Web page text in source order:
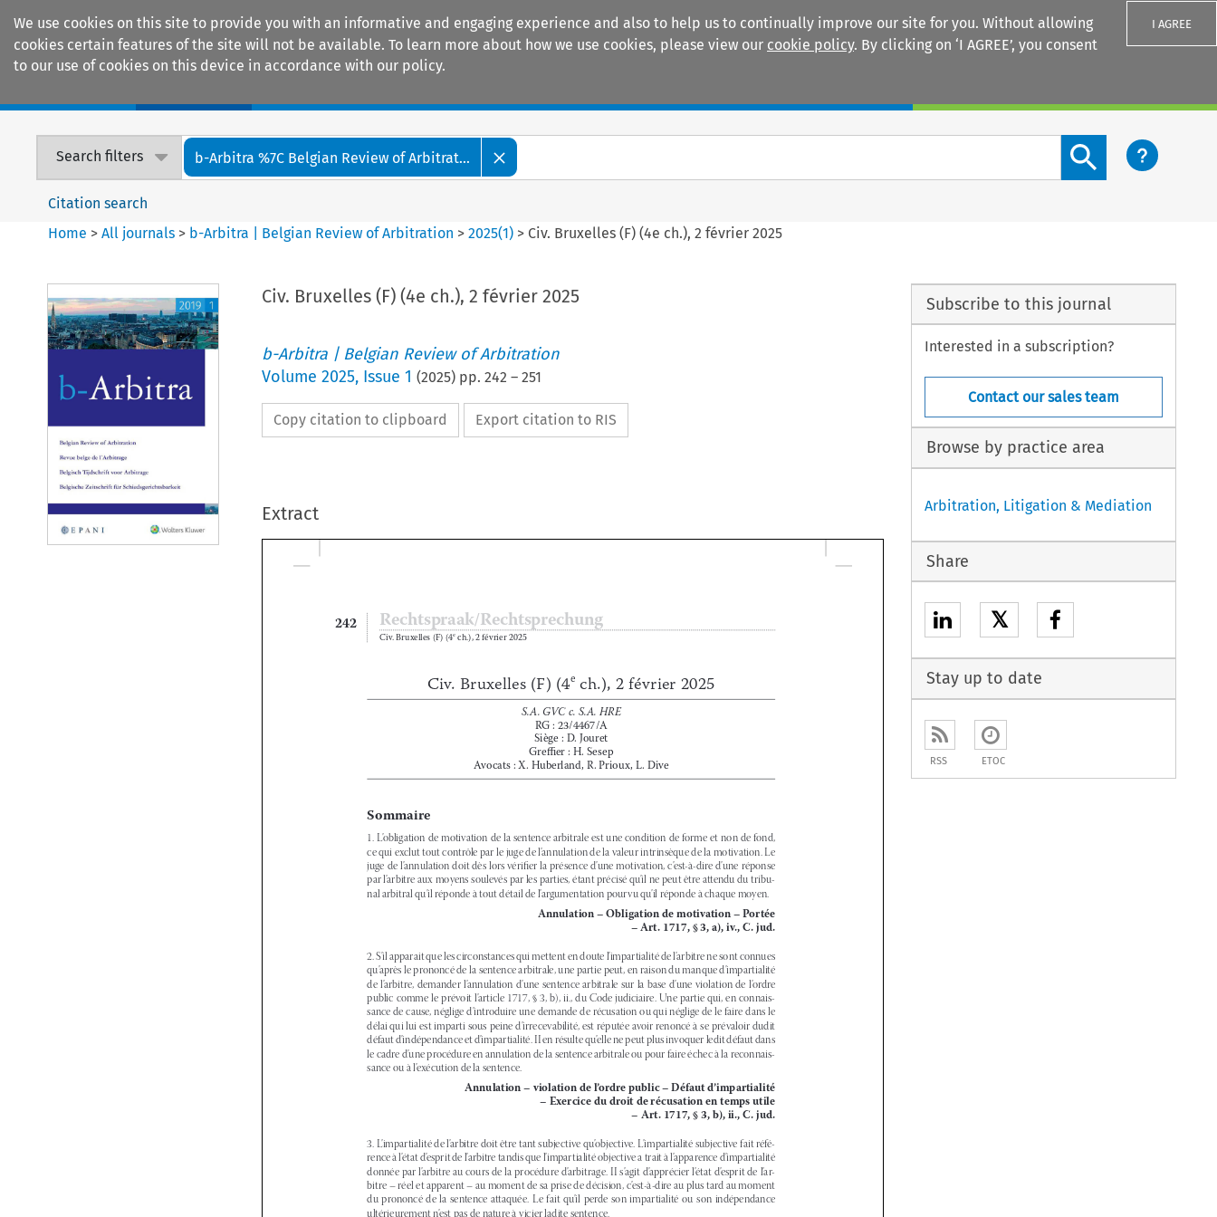
We use cookies on this site to provide you with an informative and engaging experience and also to help us to continually improve our site for you. Without allowing
cookies certain features of the site will not be available. To learn more about how we use cookies, please view our cookie policy. By clicking on ‘I AGREE’, you consent
to our use of cookies on this device in accordance with our policy.
I AGREE
Search filters b-Arbitra %7C Belgian Review of Arbitrat...
Search content button
Citation search
Home >All journals > b-Arbitra | Belgian Review of Arbitration >2025(1) > Civ. Bruxelles (F) (4e ch.), 2 février 2025
Civ. Bruxelles (F) (4e ch.), 2 février 2025
b-Arbitra | Belgian Review of Arbitration
Volume 2025, Issue 1 (2025) pp. 242 – 251
Copy citation to clipboard Export citation to RIS
Extract

   

 


 
 
   


























Rechtspraak/Rechtsprechung
.), 2 février 2025
Civ. Bruxelles (F) (4e ch.), 2 février 2025
S.A. GVC c. S.A. HRE
RG : 23/4467/A
Siège : D . Jouret
Sommaire
1. L’obligation de motivation de la sentence arbitrale est une condition de forme et non de fond,
ce qui exclut tout contrôle par le juge de l’annulation de la valeur intrinsèque de la motivation. Le
juge de l’annulation doit dès lors vérifier la présence d’une motivation, c’est-à-dire d’une réponse
par l’arbitre aux moyens soulevés par les parties, étant précisé qu’il ne peut être attendu du tribu-
nal arbitral qu’il réponde à tout détail de l’argumentation pourvu qu’il réponde à chaque moyen.
Annulation – Obligation de motivation – Portée
– Art. 1717, § 3, a), iv., C. jud.
2. S’il apparait que les circonstances qui mettent en doute l’impartialité de l’arbitre ne sont connues
qu’après le prononcé de la sentence arbitrale, une partie peut, en raison du manque d’impartialité
de  l’arbitre,  demander  l’annulation  d’une  sentence  arbitrale  sur  la  base  d’une  violation  de  l’ordre
public comme le prévoit l’article 1717, § 3, b), ii., du Code judiciaire. Une partie qui, en connais -
sance de cause, néglige d’introduire une demande de récusation ou qui néglige de le faire dans le
délai qui lui est imparti sous peine d’irrecevabilité, est réputée avoir renoncé à se prévaloir dudit
défaut d’indépendance et d’impartialité. II en résulte qu’elle ne peut plus invoquer ledit défaut dans
le cadre d’une procédure en annulation de la sentence arbitrale ou pour faire échec à la reconnais-
sance ou à l’exécution de la sentence.
Annulation – violation de l’ordre public – Défaut d’impartialité
– Art. 1717, § 3, b), ii., C. jud.
3. L’impartialité de l’arbitre doit être tant subjective qu’objective. L’impartialité subjective fait réfé-
rence à l’état d’esprit de l’arbitre tandis que l’impartialité objective a trait à l’apparence d’impartialité
bitre – réel et apparent – au moment de sa prise de décision, c’est-à-dire au plus tard au moment
du  prononcé  de  la  sentence  attaquée.  Le  fait  qu’il  perde  son  impartialité  ou  son  indépendance
ultérieurement n’est pas de nature à vicier ladite sentence.
Impartialité de l’arbitre (art. 1686 C. jud.)
– Portée
Subscribe to this journal
Interested in a subscription?
Contact our sales team
Browse by practice area
Arbitration, Litigation & Mediation
Share
𝕏
Stay up to date
RSS ETOC